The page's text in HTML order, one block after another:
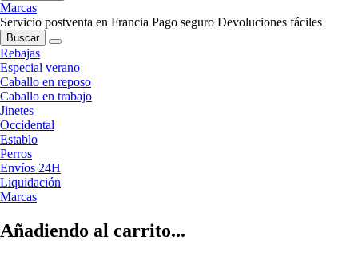
Marcas
Servicio postventa en Francia Pago seguro Devoluciones fáciles
Buscar
Rebajas
Especial verano
Caballo en reposo
Caballo en trabajo
Jinetes
Occidental
Establo
Perros
Envíos 24H
Liquidación
Marcas
Añadiendo al carrito...